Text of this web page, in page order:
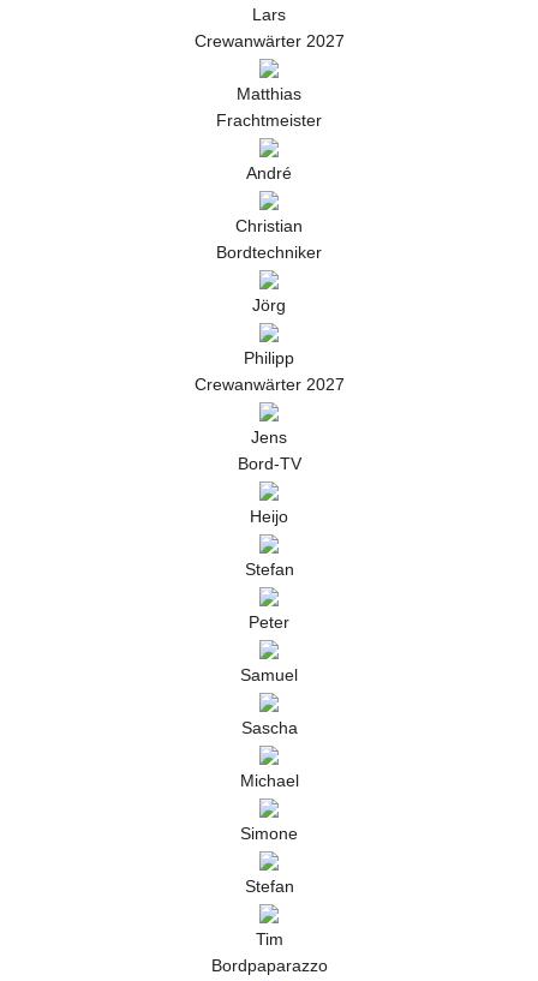
Lars
Crewanwärter 2027
Matthias
Frachtmeister
André
Christian
Bordtechniker
Jörg
Philipp
Crewanwärter 2027
Jens
Bord-TV
Heijo
Stefan
Peter
Samuel
Sascha
Michael
Simone
Stefan
Tim
Bordpaparazzo